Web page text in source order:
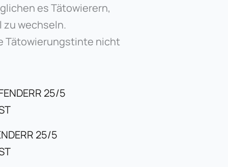
es Tätowierern,
wechseln.
Tätowierungstinte nicht
25/5